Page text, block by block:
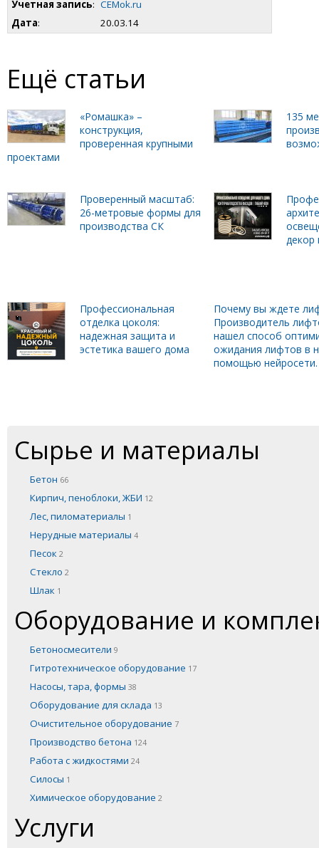
Учетная запись: CEMok.ru
Дата: 20.03.14
Ещё статьи
«Ромашка» –
конструкция,
проверенная крупными
проектами
135
Проверенный масштаб:
26-метровые формы для
производства СК
декор
Профессиональная
отделка цоколя:
надежная защита и
эстетика вашего дома
Почему вы ждете
Производитель
нашел способ
ожидания лифтов в
помощью нейросети.
Сырье и материалы
Бетон 66
Кирпич, пеноблоки, ЖБИ 12
Лес, пиломатериалы 1
Нерудные материалы 4
Песок 2
Стекло 2
Шлак 1
Оборудование и
Бетоносмесители 9
Гитротехническое оборудование 17
Насосы, тара, формы 38
Оборудование для склада 13
Очистительное оборудование 7
Производство бетона 124
Работа с жидкостями 24
Силосы 1
Химическое оборудование 2
Услуги